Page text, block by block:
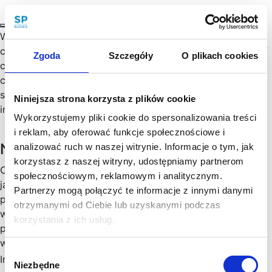
Zgoda Szczegóły O plikach cookies
Niniejsza strona korzysta z plików cookie
Wykorzystujemy pliki cookie do spersonalizowania treści
i reklam, aby oferować funkcje społecznościowe i
analizować ruch w naszej witrynie. Informacje o tym, jak
korzystasz z naszej witryny, udostępniamy partnerom
społecznościowym, reklamowym i analitycznym.
Partnerzy mogą połączyć te informacje z innymi danymi
otrzymanymi od Ciebie lub uzyskanymi podczas
korzystania z ich usług.
zgody
Niezbędne
When negotiating with investors (or in case of any other
commercial negotiation), you will have to disclose a lot of
critical information and sensitive data that relates to the
company, its capital structure, corporate governance,
shareholders’ rights and obligations, commercial
information and company secrets.…
Newsletter
Chętny, chętna na więcej praktycznych porad prawnych
jak wesprzeć rozwój Twojego biznesu, zoptymalizować
podatki, zminimalizować formalności? Cenimy Twój czas:
wysyłamy konkrety, rzetelne informacje sprawdzone w
praktyce i ważne aktualizacje w prawie, które mogą mieć
wpływ na Twoj biznes. Skorzystaj!
Imię*